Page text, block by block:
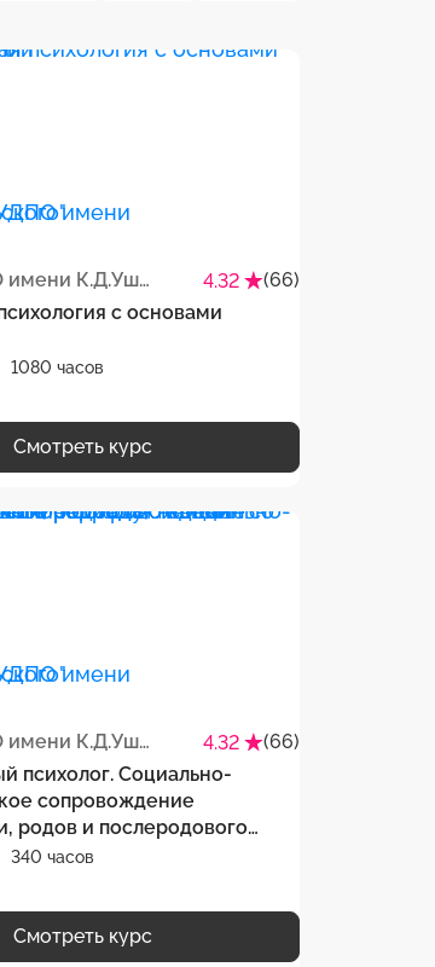
АНО "НИУДПО имени К.Д.Ушинского" 4.32
(66)
с основами
1080 часов
Смотреть курс
АНО "НИУДПО имени К.Д.Ушинского" 4.32
(66)
психолог. Социально-
сопровождение
родов и послеродового
со сложностями в
сфере
340 часов
Смотреть курс